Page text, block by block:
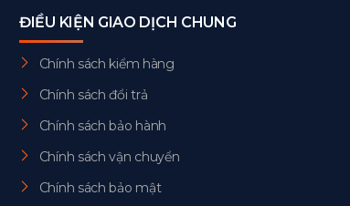
ĐIỀU KIỆN GIAO DỊCH CHUNG
Chính sách kiểm hàng
Chính sách đổi trả
Chính sách bảo hành
Chính sách vận chuyển
Chính sách bảo mật